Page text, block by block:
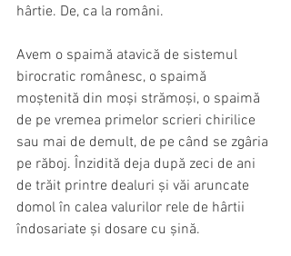
hârtie. De, ca la români.
Avem o spaimă atavică de sistemul
birocratic românesc, o spaimă
moștenită din moși strămoși, o spaimă
de pe vremea primelor scrieri chirilice
sau mai de demult, de pe când se zgâria
pe răboj. Înzidită deja după zeci de ani
de trăit printre dealuri și văi aruncate
domol în calea valurilor rele de hârtii
îndosariate și dosare cu șină.